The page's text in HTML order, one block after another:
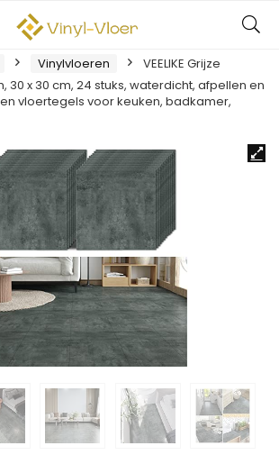
Vinylvloeren
VEELIKE Grijze
30 x 30 cm, 24 stuks, waterdicht, afpellen en
vloertegels voor keuken, badkamer,